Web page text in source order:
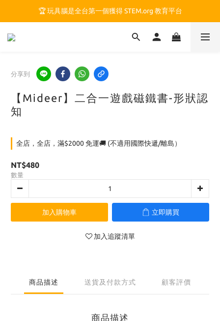
🏆 玩具腦是全台第一個獲得 STEM.org 教育平台
🏆 玩具腦是全台第一個獲得 STEM.org 教育平台
🍎 玩具腦最特別的 VIP 制度 👉
分享到
【Mideer】二合一遊戲磁鐵書-形狀認
知
全店，全店，滿$2000 免運🚚 (不適用國際快遞/離島）
NT$480
數量
加入購物車 立即購買
加入追蹤清單
商品描述 送貨及付款方式 顧客評價
商品描述